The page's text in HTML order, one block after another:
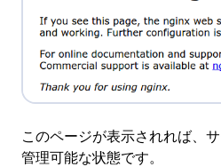
このページが表示されれば、
管理可能な状態です。